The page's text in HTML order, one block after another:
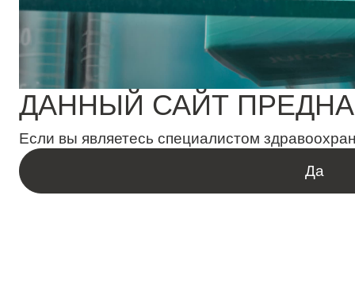
ДАННЫЙ САЙТ
Если вы являетесь специалистом
Да